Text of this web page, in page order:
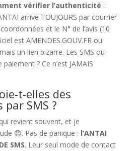
vérifier l’authenticité :
arrive TOUJOURS par courrier
et le N° de l’avis (10
est AMENDES.GOUV.FR ou
un lien bizarre. Les SMS ou
? Ce n’est JAMAIS
t-elles des
SMS ?
revient souvent, et je
😟. Pas de panique : l’ANTAI
SMS. Leur seul mode de contact